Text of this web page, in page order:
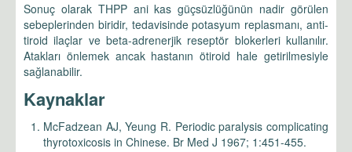
Sonuç olarak THPP ani kas güçsüzlüğünün nadir görülen
sebeplerinden biridir, tedavisinde potasyum replasmanı, anti-
tiroid ilaçlar ve beta-adrenerjik reseptör blokerleri kullanılır.
Atakları önlemek ancak hastanın ötiroid hale getirilmesiyle
sağlanabilir.
Kaynaklar
McFadzean AJ, Yeung R. Periodic paralysis complicating
thyrotoxicosis in Chinese. Br Med J 1967; 1:451-455.